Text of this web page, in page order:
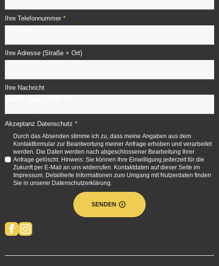
Ihre Telefonnummer *
Ihre Adresse (Straße + Ort)
Ihre Nachricht
Akzeptanz Datenschutz *
Durch das Absenden stimme ich zu, dass meine Angaben aus dem
Kontaktformular zur Beantwortung meiner Anfrage erhoben und verarbeitet
werden. Die Daten werden nach abgeschlossener Bearbeitung Ihrer
Anfrage gelöscht. Hinweis: Sie können Ihre Einwilligung jederzeit für die
Zukunft per E-Mail an uns widerrufen. Kontaktdaten auf dieser Seite im
Impressum. Detaillierte Informationen zum Umgang mit Nutzerdaten finden
Sie in unserer Datenschutzerklärung.
SENDEN